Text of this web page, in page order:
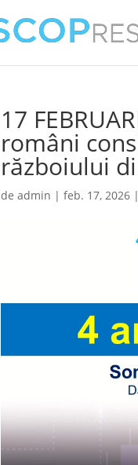
17
români
războiului
deadmin |feb. 17, 2026